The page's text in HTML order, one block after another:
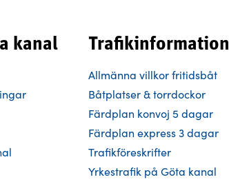
kanal Trafikinformation
Allmänna villkor fritidsbåt
Båtplatser & torrdockor
Färdplan konvoj 5 dagar
Färdplan express 3 dagar
Trafikföreskrifter
Yrkestrafik på Göta kanal